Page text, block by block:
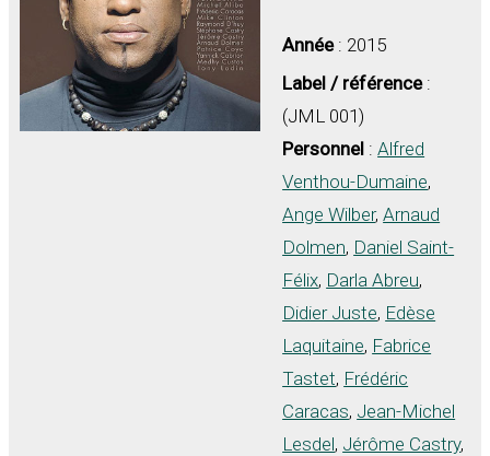
Année: 2015
Label / référence:
(JML 001)
Personnel :Alfred
Venthou-Dumaine,
Ange Wilber,Arnaud
Dolmen, Daniel Saint-
Félix, Darla Abreu,
Didier Juste, Edèse
Laquitaine, Fabrice
Tastet, Frédéric
Caracas, Jean-Michel
Lesdel, Jérôme Castry,